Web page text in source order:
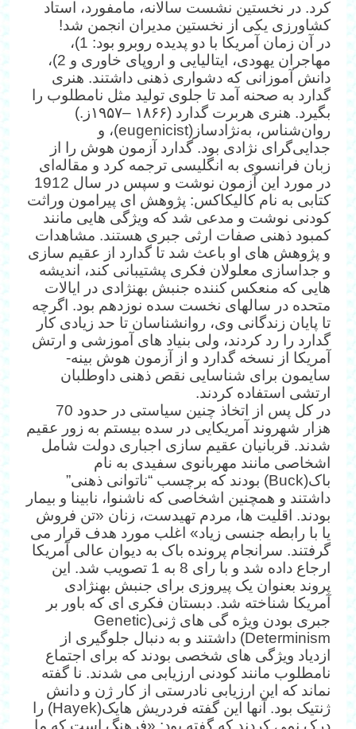
کرد. در نخستین نشست سالانه، مامفورد، استاد
کشاورزی یکی از نخستین مدیران انجمن شد!
در آن زمان آمریکا با دو پدیده روبرو بود: 1)،
مهاجران یهودی، ایتالیایی و اروپای خاوری و 2)،
دانش آموزانی که دشواری ذهنی داشتند. هنری
گدارد به صحنه آمد تا جلوی تولید مثل نامطلوب را
بگیرد. هنری هربرت گدارد (۱۸۶۶ –۱۹۵۷ز.)
روان‌شناس، به‌نژادساز(eugenicist)، و
جدایی‌گرای نژادی بود. گدارد آزمون هوش را از
زبان فرانسوی به انگلیسی ترجمه کرد و مقاله‌ای
در مورد این آزمون نوشت و سپس در سال 1912
کتابی به نام کالیکاکس: پژوهش ای پیرامون وراثت
کودنی نوشت و مدعی شد که ویژگی هایی مانند
کمبود ذهنی صفات ارثی جبری هستند. مشاهدات
و پژوهش های او باعث شد تا گدارد از عقیم سازی
و جداسازی معلولان فکری پشتیبانی کند، اندیشه
هایی که منعکس کننده جنبش به‎نژادی در ایالات
متحده در سالهای نخست سده نوزدهم بود. اگرچه
تا پایان زندگانی وی، روانشناسان تا حد زیادی کار
گدارد را رد کردند، ولی بنیاد های آموزشی و ارتش
آمریکا از نسخه گدارد و از آزمون هوش بینه-
سایمون برای شناسایی نقص ذهنی داوطلبان
ارتشی استفاده کردند.
در کل پس از اتخاذ چنین سیاستی در حدود 70
هزار شهروند آمریکایی در سده بیستم به زور عقیم
شدند. قربانیان عقیم سازی اجباری دولت شامل
اشخاصی مانند مهربانوی سفیدی به نام
باک(Buck) بودند که برچسب “ناتوانی ذهنی”
داشتند و همچنین اشخاصی که ناشنوا، نابینا و بیمار
بودند. اقلیت ها، مردم تهیدست، زنان «تن فروش
یا با رابطه جنسی زیاد» اغلب مورد هدف قرار می
گرفتند. سرانجام پرونده باک به دیوان عالی آمریکا
ارجاع داده شد و با رای 8 به 1 تصویب شد. این
پروند بعنوان یک پیروزی برای جنبش به‎نژادی
آمریکا شناخته شد. دبستان فکری ای که باور بر
جبری بودن ویژه گی های ژنی(Genetic
Determinism) داشتند و به دنبال جلوگیری از
ازدیاد ویژگی های شخصی بودند که برای اجتماع
نامطلوب مانند کودنی ارزیابی می شدند. نا گفته
نماند که این ارزیابی نادرستی از کار ژن و دانش
ژنتیک بود. آنها این گفته فردریش هایک(Hayek) را
درک نمی کردند که گفته بود: «فرهنگ است که ما